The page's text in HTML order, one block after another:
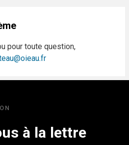
pour toute question,
à la lettre